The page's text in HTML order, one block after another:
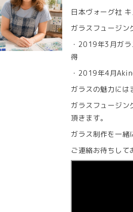
日本ヴォーグ社
ガラスフュージン
・2019年3月ガ
得
・2019年4月
ガラスの魅力には
ガラスフュージン
頂きます。
ガラス制作を一緒
ご連絡お待ちし